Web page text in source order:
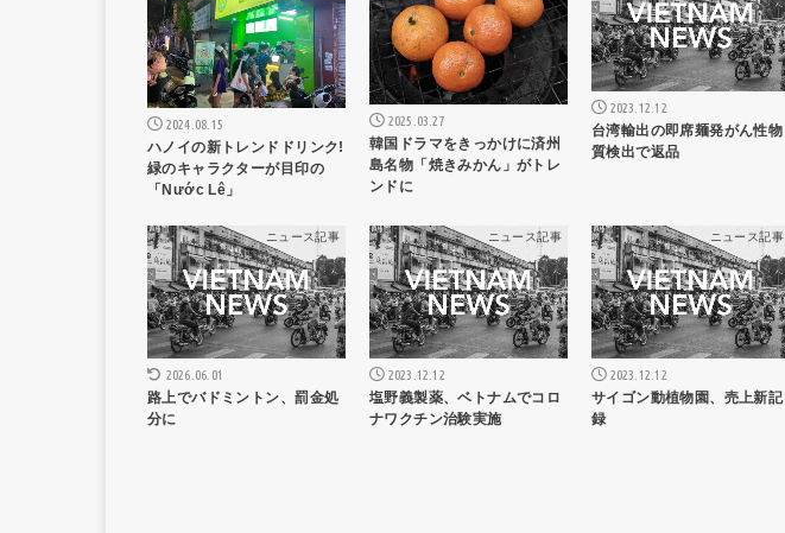
2024.08.15
ハノイの新トレンドドリンク!
緑のキャラクターが目印の
「Nước Lê」
2025.03.27
韓国ドラマをきっかけに済州
島名物「焼きみかん」がトレ
ンドに
2023.12.12
台湾輸出の即席麺発がん性物
質検出で返品
ニュース記事
2026.06.01
路上でバドミントン、罰金処
分に
ニュース記事
2023.12.12
塩野義製薬、ベトナムでコロ
ナワクチン治験実施
ニュース記事
2023.12.12
サイゴン動植物園、売上新記
録